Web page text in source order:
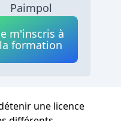
Paimpol
m'inscris à
la formation
une licence